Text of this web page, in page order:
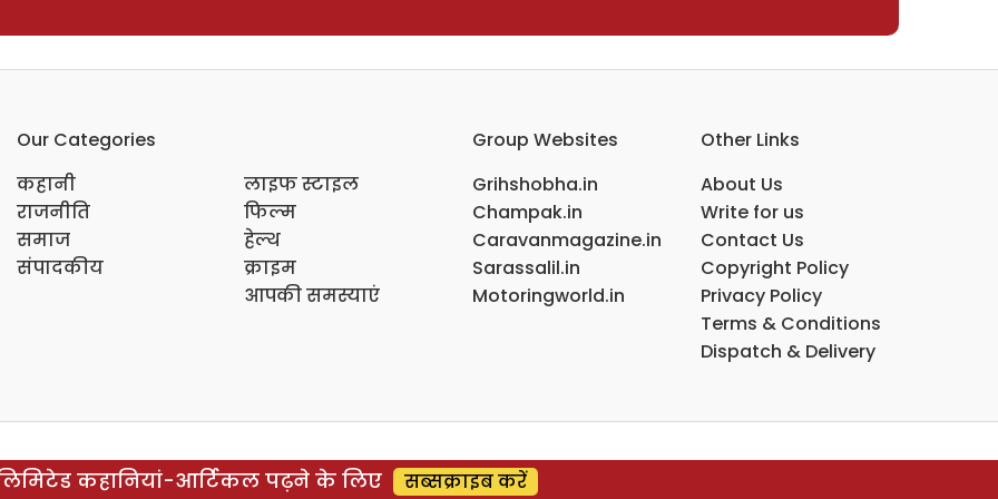
Our Categories
कहानी
राजनीति
समाज
संपादकीय
लाइफ स्टाइल
फिल्म
हेल्थ
क्राइम
आपकी समस्याएं
Group Websites
Grihshobha.in
Champak.in
Caravanmagazine.in
Sarassalil.in
Motoringworld.in
Other Links
About Us
Write for us
Contact Us
Copyright Policy
Privacy Policy
Terms & Conditions
Dispatch & Delivery
कहानियां-आर्टिकल पढ़ने के लिए सब्सक्राइब करें